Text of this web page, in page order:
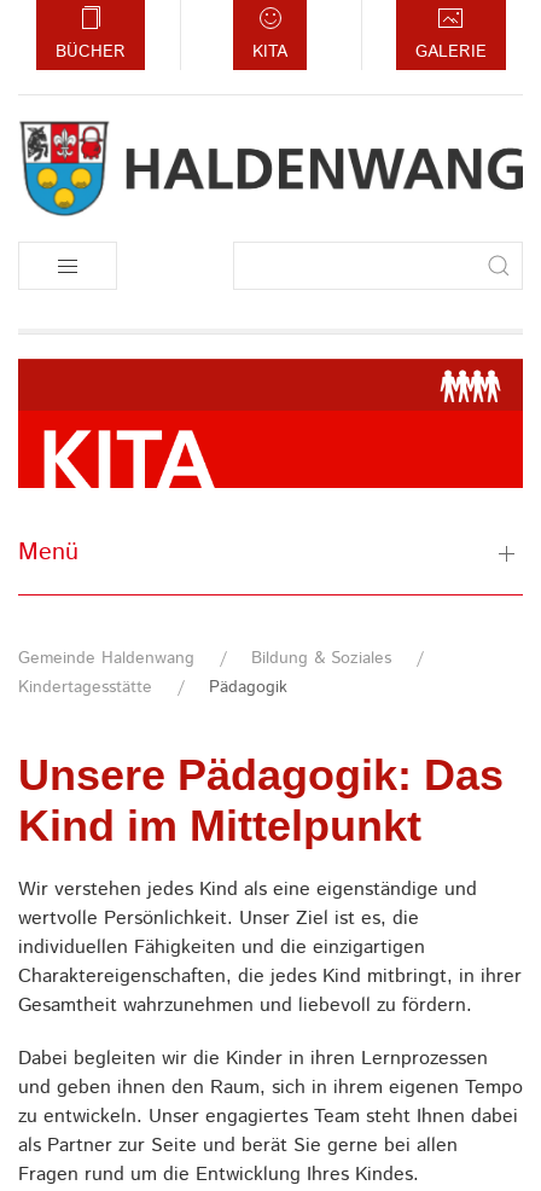
BÜCHER KITA GALERIE
Menü
Gemeinde Haldenwang
Bildung & Soziales
Kindertagesstätte
Pädagogik
Unsere Pädagogik: Das
Kind im Mittelpunkt
Wir verstehen jedes Kind als eine eigenständige und
wertvolle Persönlichkeit. Unser Ziel ist es, die
individuellen Fähigkeiten und die einzigartigen
Charaktereigenschaften, die jedes Kind mitbringt, in ihrer
Gesamtheit wahrzunehmen und liebevoll zu fördern.
Dabei begleiten wir die Kinder in ihren Lernprozessen
und geben ihnen den Raum, sich in ihrem eigenen Tempo
zu entwickeln. Unser engagiertes Team steht Ihnen dabei
als Partner zur Seite und berät Sie gerne bei allen
Fragen rund um die Entwicklung Ihres Kindes.